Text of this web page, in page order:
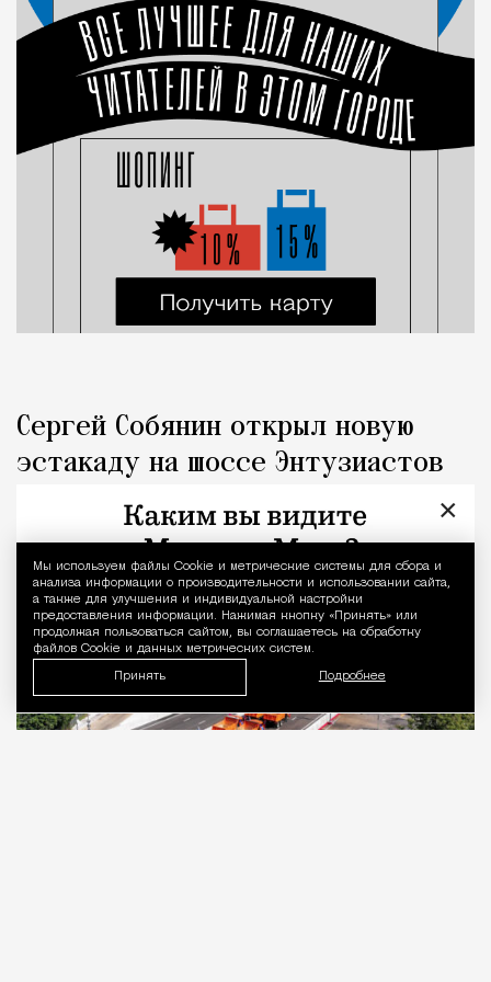
Уведомление
Мы используем файлы Сookie и метрические системы для сбора и
анализа информации о производительности и использовании сайта,
а также для улучшения и индивидуальной настройки
предоставления информации. Нажимая кнопку «Принять» или
продолжая пользоваться сайтом, вы соглашаетесь на обработку
файлов Cookie и данных метрических систем.
Принять Подробнее
Сергей Собянин открыл новую
эстакаду на шоссе Энтузиастов
Кирилл Романов ×